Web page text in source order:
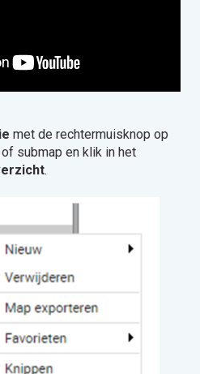
met de rechtermuisknop op
submap en klik in het
.